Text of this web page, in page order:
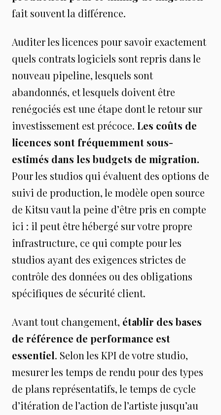
fait souvent la différence.
Auditer les licences pour savoir exactement
quels contrats logiciels sont repris dans le
nouveau pipeline, lesquels sont
abandonnés, et lesquels doivent être
renégociés est une étape dont le retour sur
investissement est précoce. Les coûts de
licences sont fréquemment sous-
estimés dans les budgets de migration.
Pour les studios qui évaluent des options de
suivi de production, le modèle open source
de Kitsu vaut la peine d’être pris en compte
ici : il peut être hébergé sur votre propre
infrastructure, ce qui compte pour les
studios ayant des exigences strictes de
contrôle des données ou des obligations
spécifiques de sécurité client.
Avant tout changement, établir des bases
de référence de performance est
essentiel. Selon les KPI de votre studio,
mesurer les temps de rendu pour des types
de plans représentatifs, le temps de cycle
d’itération de l’action de l’artiste jusqu’au